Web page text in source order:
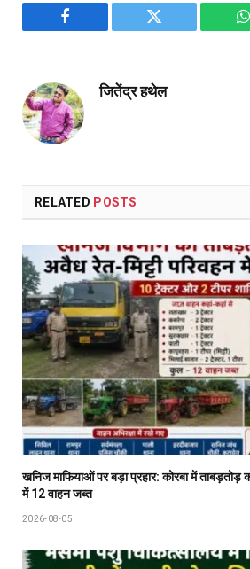
Facebook Twitter
जितेंद्र हथेल
RELATED POSTS
खनिज माफियाओं पर बड़ा प्रहार: कोरबा में ताबड़तोड़
में 12 वाहन जब्त
2026-08-05